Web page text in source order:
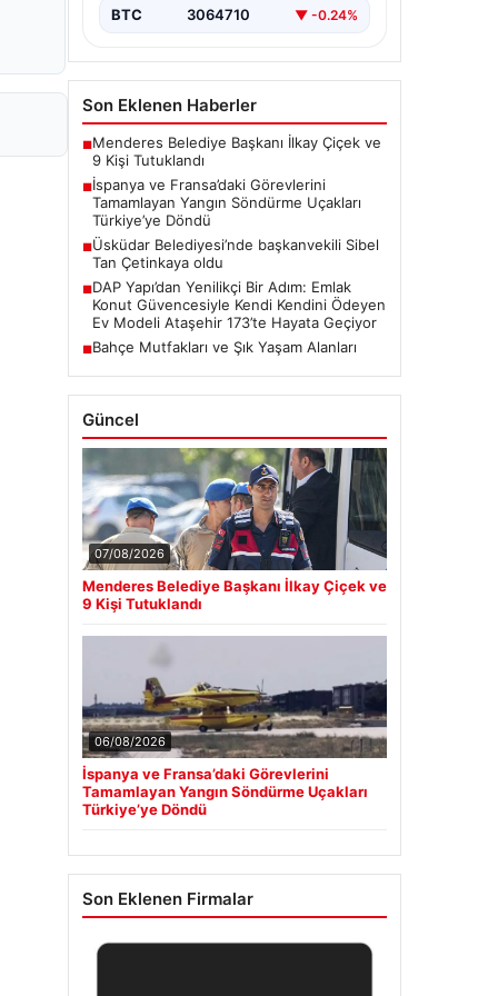
BTC 3064710 ▼ -0.24%
Son Eklenen Haberler
■Menderes Belediye Başkanı İlkay Çiçek ve
9 Kişi Tutuklandı
■İspanya ve Fransa’daki Görevlerini
Tamamlayan Yangın Söndürme Uçakları
Türkiye’ye Döndü
■Üsküdar Belediyesi’nde başkanvekili Sibel
Tan Çetinkaya oldu
■DAP Yapı’dan Yenilikçi Bir Adım: Emlak
Konut Güvencesiyle Kendi Kendini Ödeyen
Ev Modeli Ataşehir 173’te Hayata Geçiyor
■Bahçe Mutfakları ve Şık Yaşam Alanları
Güncel
07/08/2026
Menderes Belediye Başkanı İlkay Çiçek ve
9 Kişi Tutuklandı
06/08/2026
İspanya ve Fransa’daki Görevlerini
Tamamlayan Yangın Söndürme Uçakları
Türkiye’ye Döndü
Son Eklenen Firmalar